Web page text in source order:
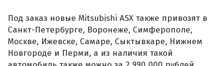
Под заказ новые Mitsubishi ASX также привозят в
Санкт-Петербурге, Воронеже, Симферополе,
Москве, Ижевске, Самаре, Сыктывкаре, Нижнем
Новгороде и Перми, а из наличия такой